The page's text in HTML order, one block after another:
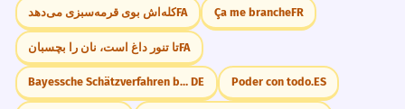
کله‌اش بوی قرمه‌سبزی می‌دهدFA Ça me brancheFR
تا تنور داغ است، نان را بچسبانFA
Bayessche Schätzverfahren berücksichtigen A-priori DE Poder con todo.ES